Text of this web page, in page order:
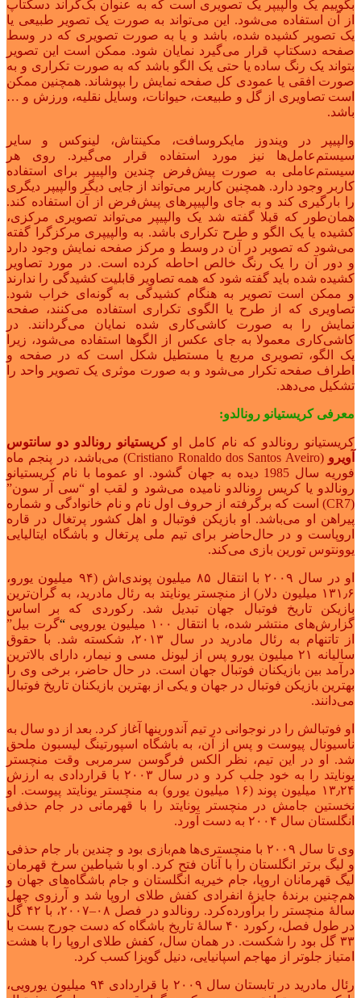
بگوییم یک والپیپر یک تصویری است که به عنوان بک‌گراند دسکتاپ
از آن استفاده می‌شود. این می‌تواند به صورت یک تصویر طبیعی یا
یک تصویر کشیده شده، باشد و یا به صورت تصویری که در وسط
صفحه دسکتاپ قرار می‌گیرد نمایان شود. ممکن است این تصویر
بتواند یک رنگ ساده یا حتی یک الگو باشد که به صورت تکراری و به
صورت افقی یا عمودی کل صفحه نمایش را بپوشاند. همچنین ممکن
است تصاویری از گل و طبیعت، حیوانات، وسایل نقلیه، ورزش و …
باشد.
والپیپر در ویندوز مایکروسافت، مکینتاش، لینوکس و سایر
سیستم‌عامل‌ها نیز مورد استفاده قرار می‌گیرد. روی هر
سیستم‌عاملی به صورت پیش‌فرض چندین والپیپر برای استفاده
کاربر وجود دارد. همچنین کاربر می‌تواند از جایی دیگر والپیپر دیگری
را بارگیری کند و به جای والپیپرهای پیش‌فرض از آن استفاده کند.
همان‌طور که قبلا گفته شد یک والپیپر می‌تواند تصویری مرکزی،
کشیده یا یک الگو و طرح تکراری باشد. به والپیپری مرکزگرا گفته
می‌شود که تصویر در آن در وسط و مرکز صفحه نمایش وجود دارد
و دور آن را یک رنگ خالص احاطه کرده است. در مورد تصاویر
کشیده شده باید گفته شود که همه تصاویر قابلیت کشیدگی را ندارند
و ممکن است تصویر به هنگام کشیدگی به گونه‌ای خراب شود.
تصاویری که از طرح یا الگوی تکراری استفاده می‌کنند، صفحه
نمایش را به صورت کاشی‌کاری شده نمایان می‌گردانند. در
کاشی‌کاری معمولا به جای عکس از الگوها استفاده می‌شود، زیرا
یک الگو، تصویری مربع یا مستطیل شکل است که در صفحه و
اطراف صفحه تکرار می‌شود و به صورت موثری یک تصویر واحد را
تشکیل می‌دهد.
معرفی کریستیانو رونالدو:
کریستیانو رونالدو که نام کامل اوکریستیانو رونالدو دو سانتوس
آویرو
(Cristiano Ronaldo dos Santos Aveiro) می‌باشد، در پنجم ماه
فوریه سال 1985 دیده به جهان گشود. او عموما با نام کریستیانو
رونالدو یا کریس رونالدو نامیده می‌شود و لقب او “سی آر سون”
(CR7) است که برگرفته از حروف اول نام و نام خانوادگی و شماره
پیراهن او می‌باشد. او بازیکن فوتبال و اهل کشور پرتغال در قاره
اروپاست و در حال‌حاضر برای تیم ملی پرتغال و باشگاه ایتالیایی
یوونتوس تورین بازی می‌کند.
او در سال ۲۰۰۹ با انتقال ۸۵ میلیون پوندی‌اش (۹۴ میلیون یورو،
۱۳۱٫۶ میلیون دلار) از
منچستر یونایتد به رئال مادرید، به گران‌ترین
بازیکن تاریخ فوتبال جهان تبدیل شد. رکوردی که بر اساس
گزارش‌های منتشر شده، با انتقال ۱۰۰ میلیون یورویی
“گرت بیل”
از
تاتنهام به رئال مادرید در سال ۲۰۱۳، شکسته شد. با حقوق
سالیانه ۲۱ میلیون یورو پس از لیونل مسی و نیمار، دارای بالاترین
درآمد بین بازیکنان فوتبال جهان است. در حال حاضر، برخی وی را
بهترین بازیکن فوتبال در جهان و یکی از بهترین بازیکنان تاریخ فوتبال
می‌دانند.
او فوتبالش را در نوجوانی در تیم آندورینها آغاز کرد. بعد از دو سال به
ناسیونال پیوست و پس از آن، به باشگاه اسپورتینگ لیسبون ملحق
شد. او در این تیم، نظر الکس فرگوسن سرمربی وقت منچستر
یونایتد را به خود جلب کرد و در سال ۲۰۰۳ با قراردادی به ارزش
۱۳٫۲۴ میلیون پوند (۱۶ میلیون یورو) به منچستر یونایتد پیوست. او
نخستین جامش در منچستر یونایتد را با قهرمانی در جام حذفی
انگلستان سال ۲۰۰۴ به دست آورد.
وی تا سال ۲۰۰۹ با منچستری‌ها هم‌بازی بود و چندین بار جام حذفی
و لیگ برتر انگلستان را با آنان فتح کرد. او با شیاطین سرخ قهرمان
لیگ قهرمانان اروپا، جام خیریه انگلستان و جام باشگاه‌های جهان و
هم‌چنین برندهٔ جایزهٔ انفرادی کفش طلای اروپا شد و آرزوی چهل
سالهٔ منچستر را برآورده‌کرد. رونالدو در فصل ۰۸–۲۰۰۷، با ۴۲ گل
در طول فصل، رکورد ۴۰ سالهٔ تاریخ باشگاه که دست جورج بست با
۳۳ گل بود را شکست. در همان سال، کفش طلای اروپا را با هشت
امتیاز جلوتر از مهاجم اسپانیایی، دنیل گویزا کسب کرد.
رئال مادرید در تابستان سال ۲۰۰۹ با قراردادی ۹۴ میلیون یورویی،